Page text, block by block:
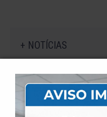
+ NOTÍCIAS
A promoção da taxa
até dia 31 de Agosto.